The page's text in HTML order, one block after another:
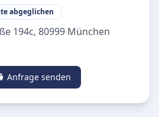
abgeglichen
194c, 80999 München
Anfrage senden